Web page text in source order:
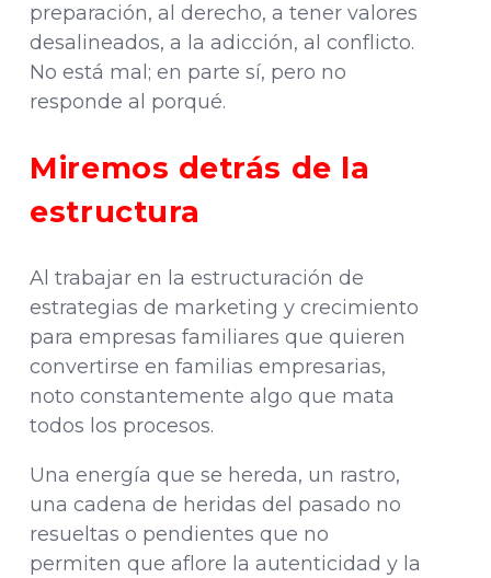
preparación, al derecho, a tener valores
desalineados, a la adicción, al conflicto.
No está mal; en parte sí, pero no
responde al porqué.
Miremos detrás de la
estructura
Al trabajar en la estructuración de
estrategias de marketing y crecimiento
para empresas familiares que quieren
convertirse en familias empresarias,
noto constantemente algo que mata
todos los procesos.
Una energía que se hereda, un rastro,
una cadena de heridas del pasado no
resueltas o pendientes que no
permiten que aflore la autenticidad y la